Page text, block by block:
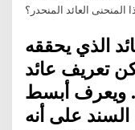
المنحنى العائد المنحدر؟
الذي يحققه
تعريف عائد
ويعرف أبسط
السند على أنه